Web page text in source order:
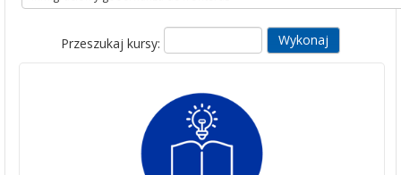
Przeszukaj kursy: